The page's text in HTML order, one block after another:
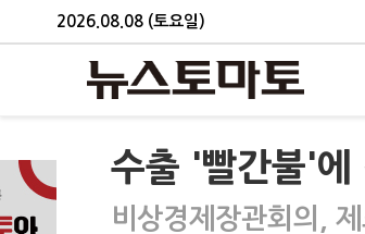
2026.08.08 (토요일)
수출 '빨간불'에
비상경제장관회의,